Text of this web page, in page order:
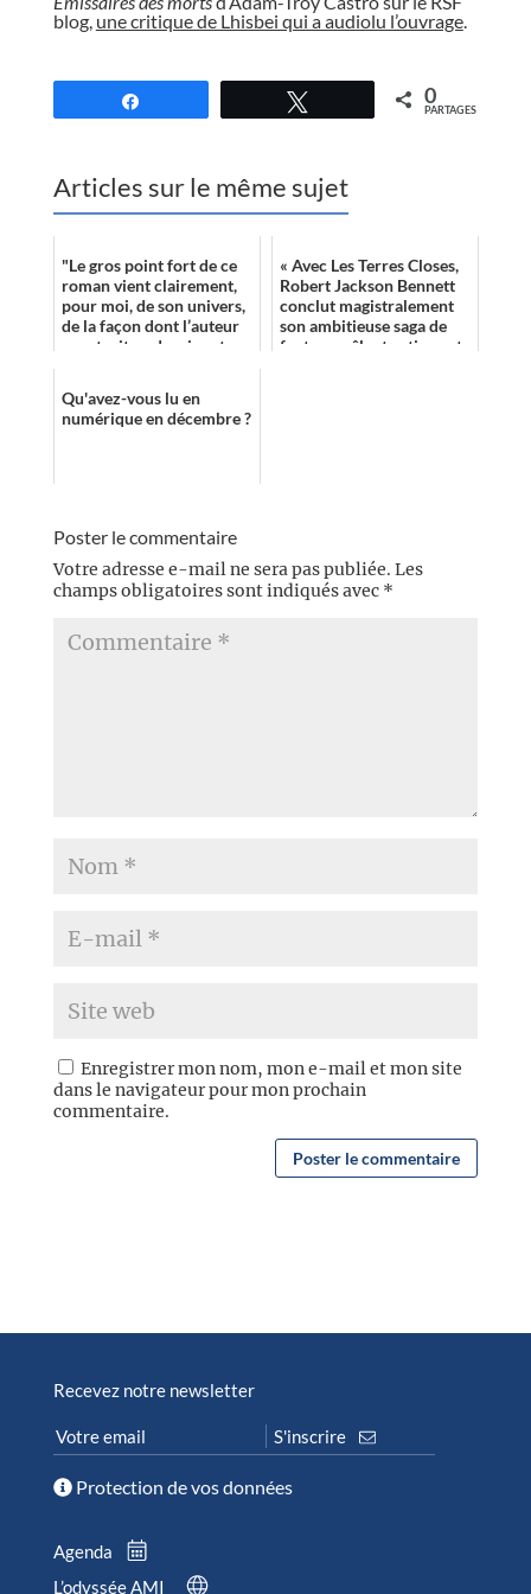
blog, une critique de Lhisbei qui a audiolu l’ouvrage.
0
PARTAGES
Articles sur le même sujet
"Le gros point fort de ce
roman vient clairement,
pour moi, de son univers,
de la façon dont l’auteur
construit ce dernier et
« Avec Les Terres Closes,
Robert Jackson Bennett
conclut magistralement
son ambitieuse saga de
fantasy mêlant actions et
Qu'avez-vous lu en
numérique en décembre ?
Poster le commentaire
Votre adresse e-mail ne sera pas publiée. Les
champs obligatoires sont indiqués avec *
Enregistrer mon nom, mon e-mail et mon site
dans le navigateur pour mon prochain
commentaire.
Recevez notre newsletter
Protection de vos données
Agenda
L’odyssée AMI